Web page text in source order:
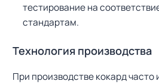
тестирование на
стандартам.
Технология производства
При производстве кокард часто